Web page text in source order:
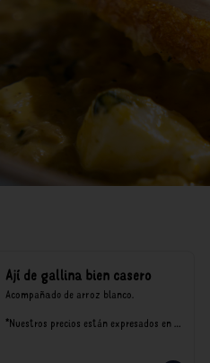
Ají de gallina bien casero
Acompañado de arroz blanco.
*Nuestros precios están expresados en